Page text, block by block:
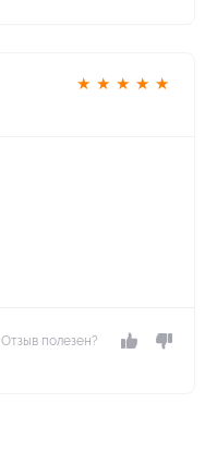
★ ★ ★ ★ ★
Отзыв полезен?